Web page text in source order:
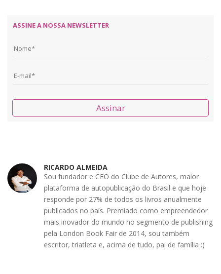
ASSINE A NOSSA NEWSLETTER
Assinar
RICARDO ALMEIDA
Sou fundador e CEO do Clube de Autores, maior
plataforma de autopublicação do Brasil e que hoje
responde por 27% de todos os livros anualmente
publicados no país. Premiado como empreendedor
mais inovador do mundo no segmento de publishing
pela London Book Fair de 2014, sou também
escritor, triatleta e, acima de tudo, pai de família :)